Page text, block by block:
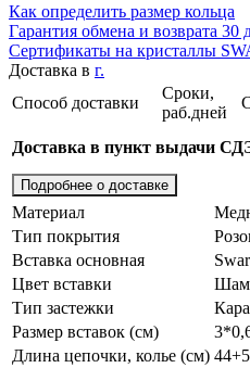
Как определить размер кольца
Гарантия обмена и возврата 30
Сертификаты на кристаллы
Доставка в г.
Способ доставки
Сроки,
раб.дней
Доставка в пункт выдачи
Подробнее о доставке
Материал
Тип покрытия
Вставка основная
Цвет вставки
Тип застежки
Размер вставок (см)
Длина цепочки, колье (см) 44+5